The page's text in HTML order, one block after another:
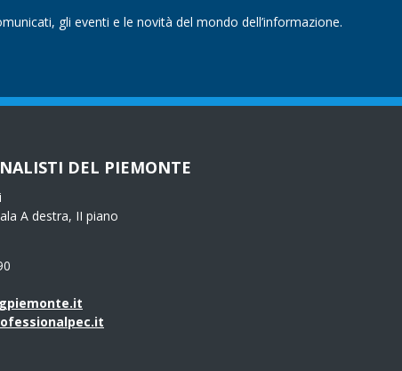
gli eventi e le novità del mondo dell’informazione.
DEL PIEMONTE
A destra, II piano